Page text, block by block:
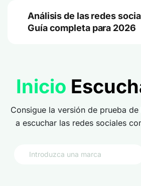
Análisis de las redes
Guía completa para 2026
Inicio
Consigue la versión de prueba
a escuchar las redes sociales